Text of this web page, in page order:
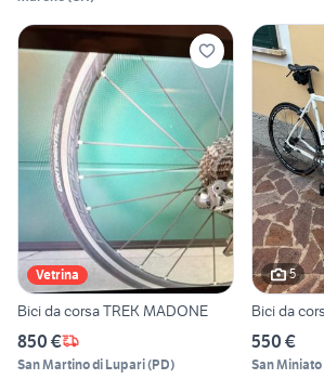
Vetrina
Bici da corsa TREK MADONE
850 €
San Martino di Lupari(PD)
5
Bici da
550 €
San Miniato